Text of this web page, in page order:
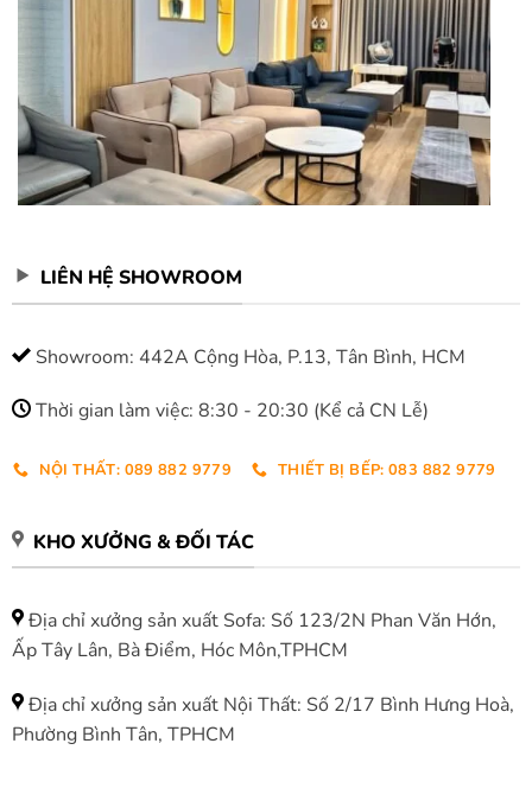
LIÊN HỆ SHOWROOM
Showroom: 442A Cộng Hòa, P.13, Tân Bình, HCM
Thời gian làm việc: 8:30 - 20:30 (Kể cả CN Lễ)
NỘI THẤT: 089 882 9779 THIẾT BỊ BẾP: 083 882 9779
KHO XƯỞNG & ĐỐI TÁC
Địa chỉ xưởng sản xuất Sofa: Số 123/2N Phan Văn Hớn,
Ấp Tây Lân, Bà Điểm, Hóc Môn,TPHCM
Địa chỉ xưởng sản xuất Nội Thất: Số 2/17 Bình Hưng Hoà,
Phường Bình Tân, TPHCM